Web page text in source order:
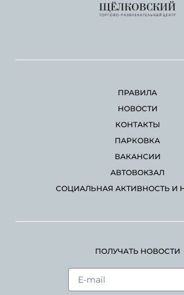
ПРАВИЛА
НОВОСТИ
КОНТАКТЫ
ПАРКОВКА
ВАКАНСИИ
АВТОВОКЗАЛ
СОЦИАЛЬНАЯ АКТИВНОСТЬ И
ПОЛУЧАТЬ НОВОСТИ